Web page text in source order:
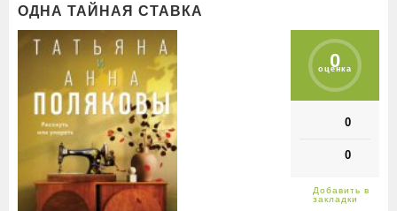
ОДНА ТАЙНАЯ СТАВКА
0
оценка
0
0